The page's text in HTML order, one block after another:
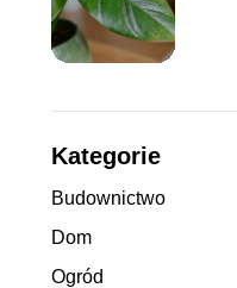
Kategorie
Budownictwo
Dom
Ogród